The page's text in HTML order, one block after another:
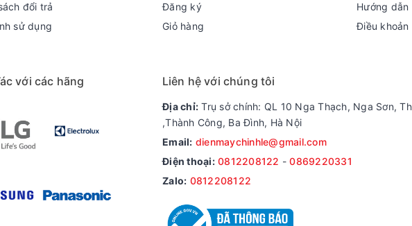
giặt mạnh hơn, ma sát làm sạch vết bẩn tốt hơn.
tự động điều chỉnh lượng nước, vòng quay phù hợp với khối lượng thể tích giặt, giúp
: giúp loại bỏ hoàn toàn cặn bột giặt, tránh tình trạng quần áo khô cứng, loang
đổi trả
sử dụng
Đăng ký
Giỏ hàng
Hướng dẫn
Điều khoản
với các hãng Liên hệ với chúng tôi
Địa chỉ: Trụ sở chính: QL 10 Nga Thạch, Nga Sơn,
,Thành Công, Ba Đình, Hà Nội
Email: dienmaychinhle@gmail.com
Điện thoại: 0812208122 -0869220331
Zalo: 0812208122